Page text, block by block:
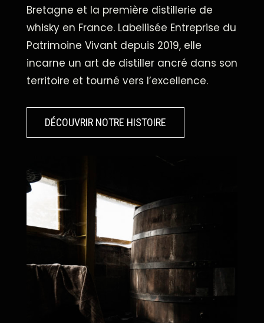
Bretagne et la première distillerie de
whisky en France. Labellisée Entreprise du
Patrimoine Vivant depuis 2019, elle
incarne un art de distiller ancré dans son
territoire et tourné vers l’excellence.
DÉCOUVRIR NOTRE HISTOIRE